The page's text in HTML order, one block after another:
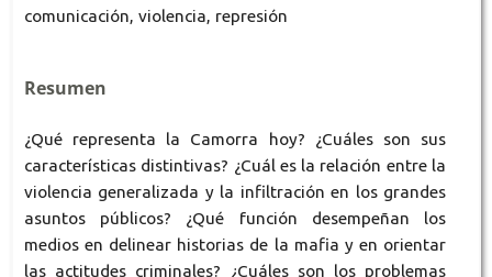
comunicación, violencia, represión
Resumen
¿Qué representa la Camorra hoy? ¿Cuáles son sus
características distintivas? ¿Cuál es la relación entre la
violencia generalizada y la infiltración en los grandes
asuntos públicos? ¿Qué función desempeñan los
medios en delinear historias de la mafia y en orientar
las actitudes criminales? ¿Cuáles son los problemas